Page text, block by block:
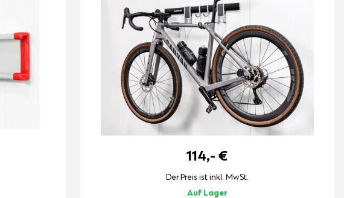
114,-€
Der Preis ist inkl. MwSt.
Auf Lager